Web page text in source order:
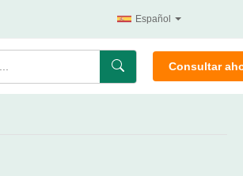
Español
Consultar